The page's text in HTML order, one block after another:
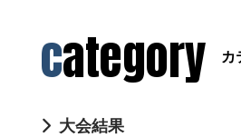
category カ
大会結果